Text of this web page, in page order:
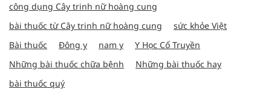
công dụng Cây trinh nữ hoàng cung
bài thuốc từ Cây trinh nữ hoàng cung
sức khỏe Việt
Bài thuốc
Đông y nam y
Y Học Cổ Truyền
Những bài thuốc chữa bệnh
Những bài thuốc hay
bài thuốc quý